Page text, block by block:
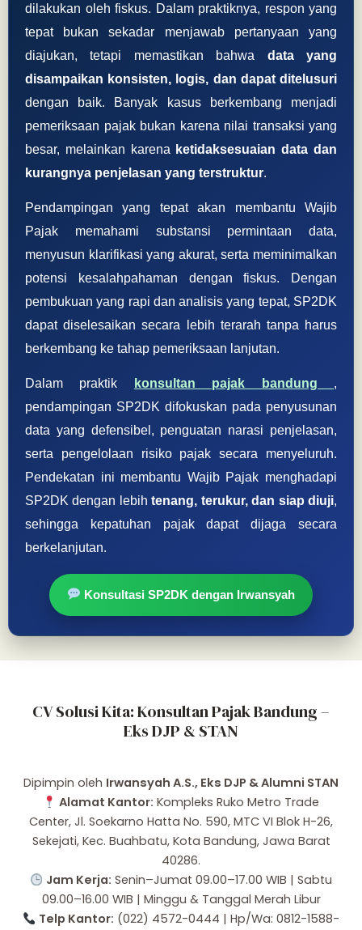
dilakukan oleh fiskus. Dalam praktiknya, respon yang
tepat bukan sekadar menjawab pertanyaan yang
diajukan, tetapi memastikan bahwa data yang
disampaikan konsisten, logis, dan dapat ditelusuri
dengan baik. Banyak kasus berkembang menjadi
pemeriksaan pajak bukan karena nilai transaksi yang
besar, melainkan karena ketidaksesuaian data dan
kurangnya penjelasan yang terstruktur.
Pendampingan yang tepat akan membantu Wajib
Pajak memahami substansi permintaan data,
menyusun klarifikasi yang akurat, serta meminimalkan
potensi kesalahpahaman dengan fiskus. Dengan
pembukuan yang rapi dan analisis yang tepat, SP2DK
dapat diselesaikan secara lebih terarah tanpa harus
berkembang ke tahap pemeriksaan lanjutan.
Dalam praktik konsultan pajak bandung ,
pendampingan SP2DK difokuskan pada penyusunan
data yang defensibel, penguatan narasi penjelasan,
serta pengelolaan risiko pajak secara menyeluruh.
Pendekatan ini membantu Wajib Pajak menghadapi
SP2DK dengan lebihtenang, terukur, dan siap diuji,
sehingga kepatuhan pajak dapat dijaga secara
berkelanjutan.
Konsultasi SP2DK dengan Irwansyah
CV Solusi Kita: Konsultan Pajak Bandung –
Eks DJP & STAN
Dipimpin oleh Irwansyah A.S., Eks DJP & Alumni STAN
Alamat Kantor: Kompleks Ruko Metro Trade
Center, Jl. Soekarno Hatta No. 590, MTC VI Blok H-26,
Sekejati, Kec. Buahbatu, Kota Bandung, Jawa Barat
40286.
Jam Kerja: Senin–Jumat 09.00–17.00 WIB | Sabtu
09.00–16.00 WIB | Minggu & Tanggal Merah Libur
Telp Kantor: (022) 4572-0444 | Hp/Wa: 0812-1588-